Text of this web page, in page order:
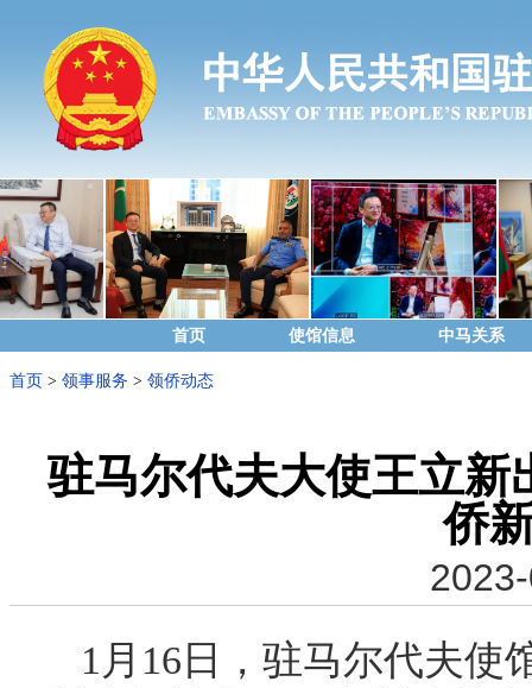
首页 使馆信息 中马关系
首页 > 领事服务 > 领侨动态
驻马尔代夫大使王立新
侨
1月16日，驻马尔代夫使